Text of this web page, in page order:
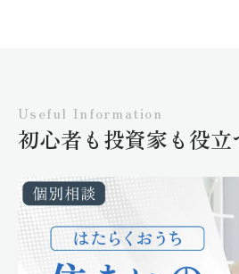
初心者も投資家も役
Useful Information